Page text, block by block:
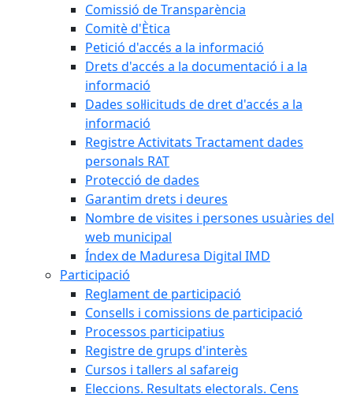
Comissió de Transparència
Comitè d'Ètica
Petició d'accés a la informació
Drets d'accés a la documentació i a la
informació
Dades sol·licituds de dret d'accés a la
informació
Registre Activitats Tractament dades
personals RAT
Protecció de dades
Garantim drets i deures
Nombre de visites i persones usuàries del
web municipal
Índex de Maduresa Digital IMD
Participació
Reglament de participació
Consells i comissions de participació
Processos participatius
Registre de grups d'interès
Cursos i tallers al safareig
Eleccions. Resultats electorals. Cens